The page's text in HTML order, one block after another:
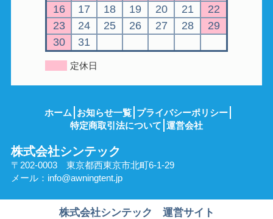
16
17 18 19 20 21
22
23
24 25 26 27 28
29
30
31
定休日
ホーム お知らせ一覧 プライバシーポリシー
特定商取引法について 運営会社
株式会社シンテック
〒202-0003 東京都西東京市北町6-1-29
メール： info@awningtent.jp
株式会社シンテック 運営サイト